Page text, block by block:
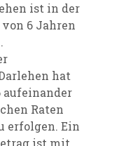
ist in der
6 Jahren
hat
aufeinander
Raten
erfolgen. Ein
ist mit